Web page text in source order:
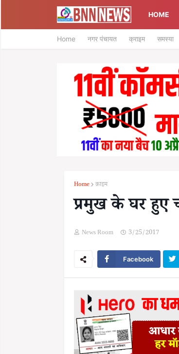
HOME
Home नगर पंचायत क्राइम समस्या
Home क्राइम
प्रमुख के घर हुए
News Room 3/25/2017
Facebook